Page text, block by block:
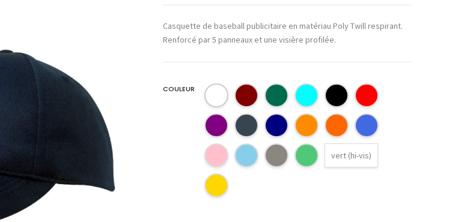
Casquette de baseball publicitaire en matériau Poly Twill respirant.
Renforcé par 5 panneaux et une visière profilée.
COULEUR
vert (hi-vis)